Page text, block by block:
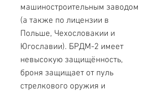
машиностроительным заводом
(а также по лицензии в
Польше, Чехословакии и
Югославии). БРДМ-2 имеет
невысокую защищённость,
броня защищает от пуль
стрелкового оружия и